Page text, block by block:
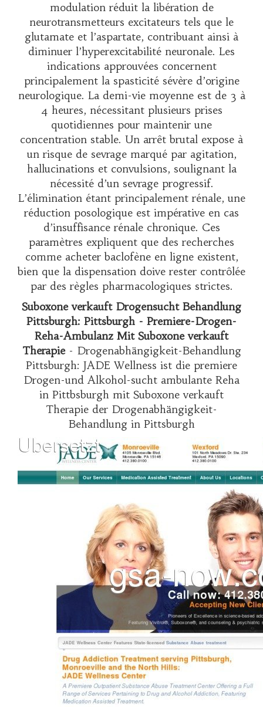
modulation réduit la libération de
neurotransmetteurs excitateurs tels que le
glutamate et l’aspartate, contribuant ainsi à
diminuer l’hyperexcitabilité neuronale. Les
indications approuvées concernent
principalement la spasticité sévère d’origine
neurologique. La demi-vie moyenne est de 3 à
4 heures, nécessitant plusieurs prises
quotidiennes pour maintenir une
concentration stable. Un arrêt brutal expose à
un risque de sevrage marqué par agitation,
hallucinations et convulsions, soulignant la
nécessité d’un sevrage progressif.
L’élimination étant principalement rénale, une
réduction posologique est impérative en cas
d’insuffisance rénale chronique. Ces
paramètres expliquent que des recherches
comme acheter baclofène en ligneexistent,
bien que la dispensation doive rester contrôlée
par des règles pharmacologiques strictes.
Suboxone verkauft Drogensucht Behandlung
Pittsburgh: Pittsburgh - Premiere-Drogen-
Reha-Ambulanz Mit Suboxone verkauft
Therapie - Drogenabhängigkeit-Behandlung
Pittsburgh: JADE Wellness ist die premiere
Drogen-und Alkohol-sucht ambulante Reha
in Pittbsburgh mit Suboxone verkauft
Therapie der Drogenabhängigkeit-
Behandlung in Pittsburgh